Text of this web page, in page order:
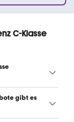
C-Klasse
Klasse
€. (Stand:
gibt es